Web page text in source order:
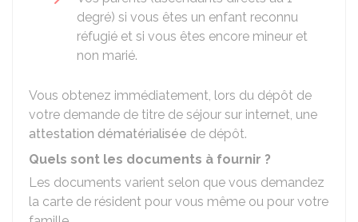
degré) si vous êtes un enfant reconnu
réfugié et si vous êtes encore mineur et
non marié.
Vous obtenez immédiatement, lors du dépôt de
votre demande de titre de séjour sur internet, une
attestation dématérialisée de dépôt.
Quels sont les documents à fournir ?
Les documents varient selon que vous demandez
la carte de résident pour vous même ou pour votre